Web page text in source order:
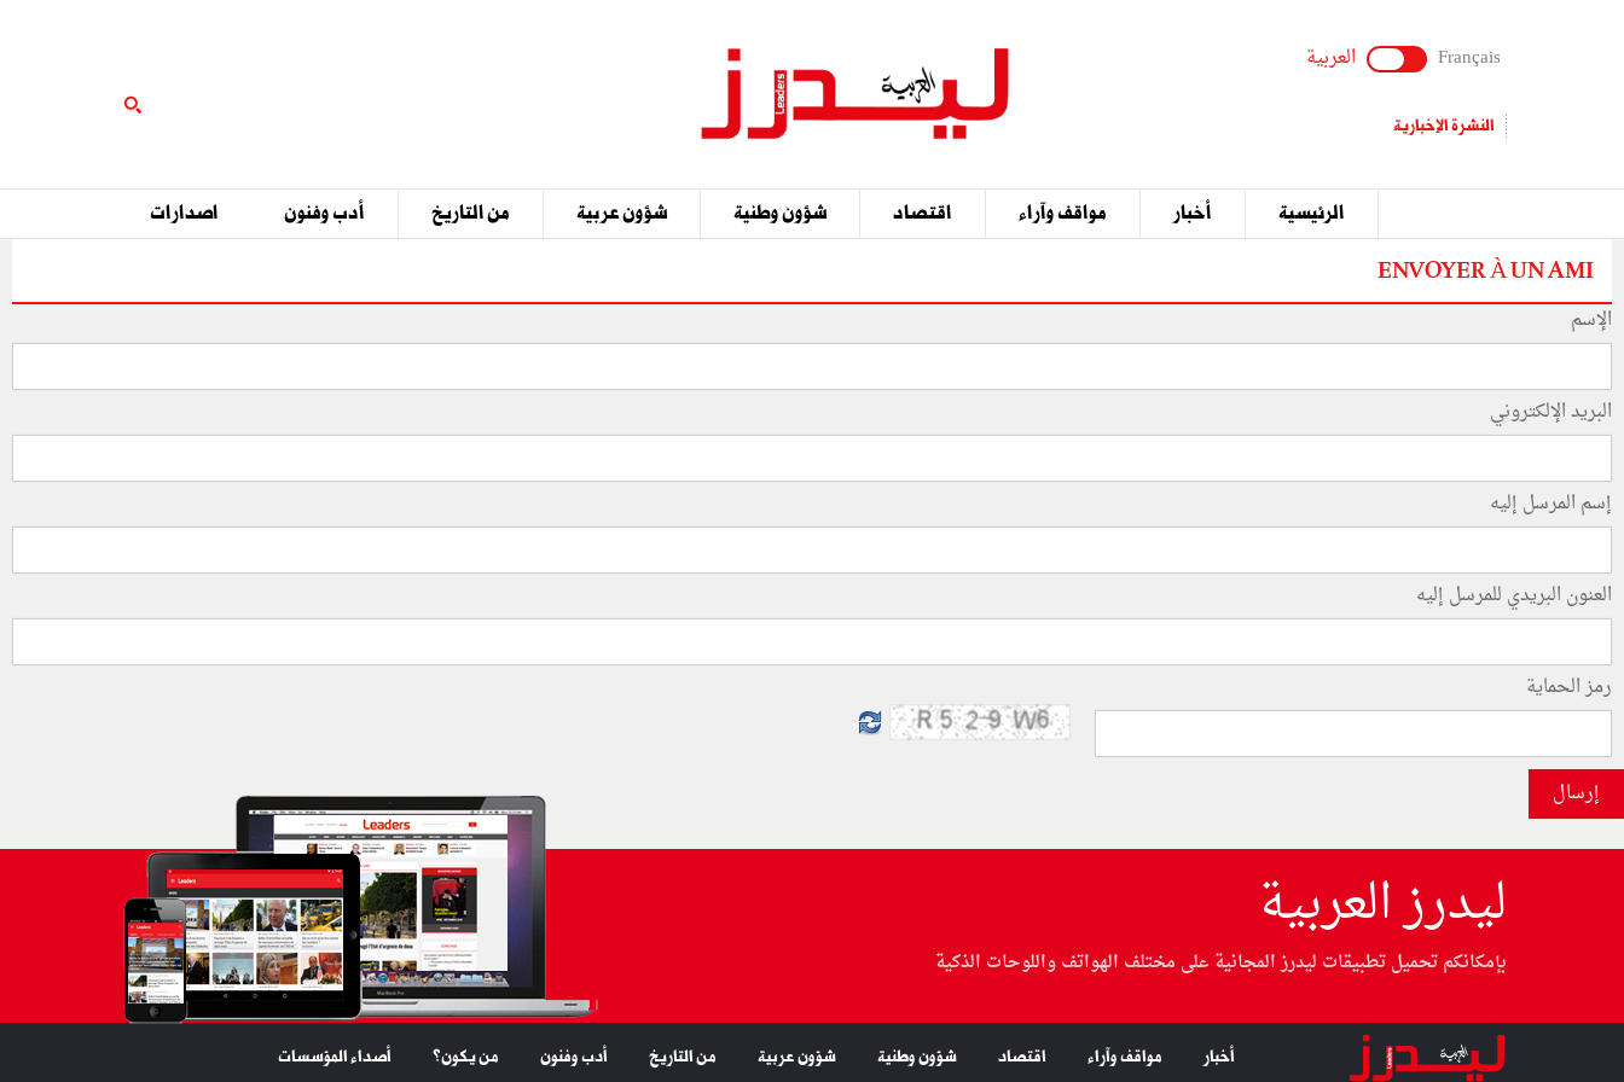
Français العربية
النشرة الإخبارية
الرئيسية أخبار مواقف وآراء اقتصاد شؤون وطنية شؤون عربية من التاريخ أدب وفنون اصدارات
ENVOYER À UN AMI
الإسم
البريد الإلكتروني
إسم المرسل إليه
العنون البريدي للمرسل إليه
رمز الحماية
إرسال
ليدرز العربية
بإمكانكم تحميل تطبيقات ليدرز المجانية على مختلف الهواتف واللوحات الذكية
أخبار مواقف وآراء اقتصاد شؤون وطنية شؤون عربية من التاريخ أدب وفنون من يكون؟ أصداء المؤسسات